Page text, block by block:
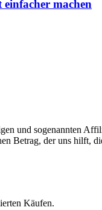
machen
und sogenannten
Betrag, der uns hilft,
Käufen.